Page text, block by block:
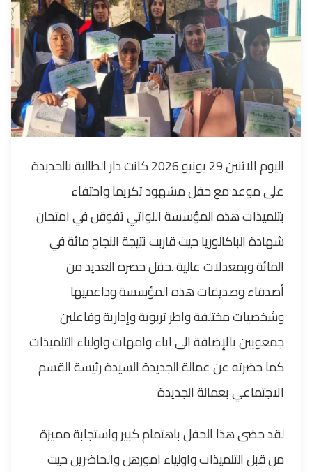
اليوم الاثنين 29 يونيو 2026 كانت دار الطالبة بالجديدة
على موعد مع حفل مشهود تكريما واحتفاء
بتلميذات هذه المؤسسة اللواتي تفوقن في امتحان
شهادة الباكالوريا حيث قاربت نتيجة النجاح مائة في
المائة وبمعدلات عالية .حفل حضره العديد من
أصدقاء وصديقات هذه المؤسسة وداعميها
وشخصيات مختلفة واطر تربوية وإدارية وفاعلين
جمعويين بالإضافة الى اباء وامهات واولياء التلميذات
كما حضرته عن عمالة الجديدة السيدة رئيسة القسم
الاجتماعي بعمالة الجديدة
لقد حضي هذا الحفل باهتمام كبير واستجابة مميزة
من قبل التلميذات واولياء امورهن والحاضرين حيث